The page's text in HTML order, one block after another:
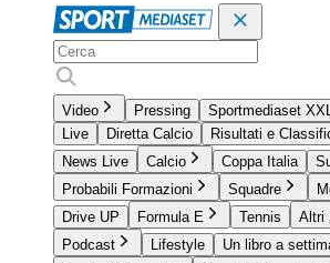
Video Pressing Sportmediaset
Live
Diretta Calcio
Risultati e
News Live
Calcio Coppa Italia
Probabili Formazioni
Squadre
Drive UP
Formula E Tennis Altri
Podcast
Lifestyle
Un libro a